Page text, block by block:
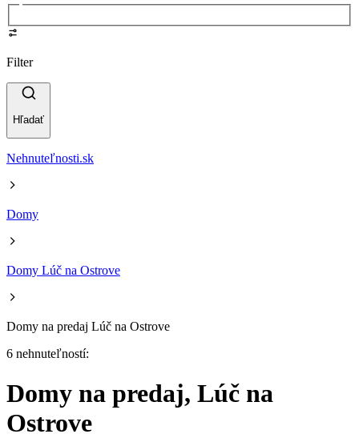
Filter
Hľadať
Nehnuteľnosti.sk
Domy
Domy Lúč na Ostrove
Domy na predaj Lúč na Ostrove
6 nehnuteľností:
Domy na predaj, Lúč na
Ostrove